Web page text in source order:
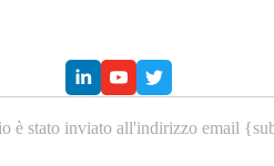
è stato inviato all'indirizzo email